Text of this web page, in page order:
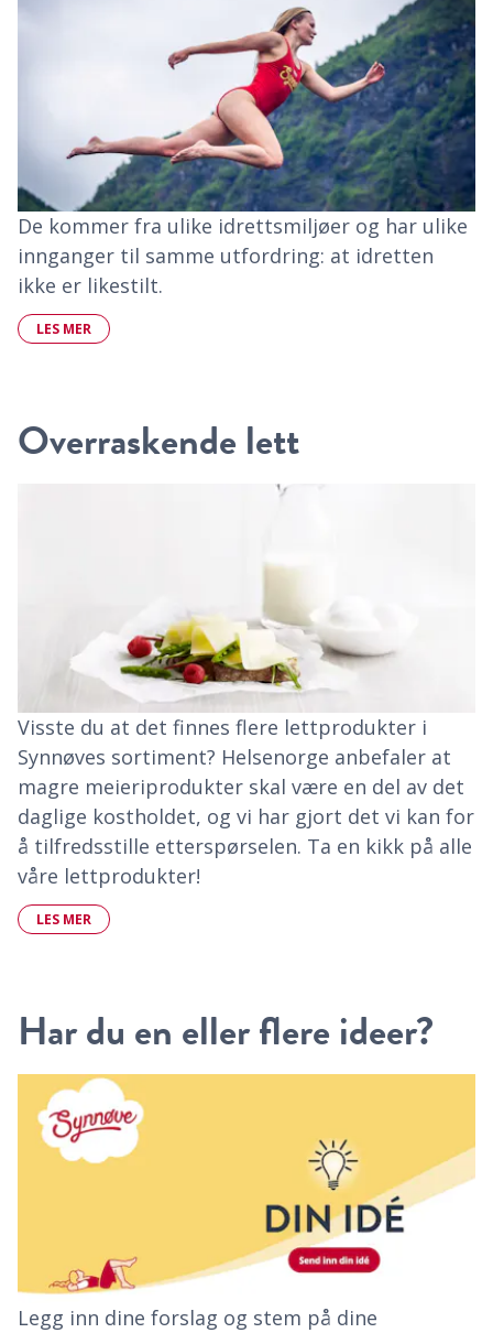
De kommer fra ulike idrettsmiljøer og har ulike
innganger til samme utfordring: at idretten
ikke er likestilt.
LES MER
Overraskende lett
Visste du at det finnes flere lettprodukter i
Synnøves sortiment? Helsenorge anbefaler at
magre meieriprodukter skal være en del av det
daglige kostholdet, og vi har gjort det vi kan for
å tilfredsstille etterspørselen. Ta en kikk på alle
våre lettprodukter!
LES MER
Har du en eller flere ideer?
Legg inn dine forslag og stem på dine